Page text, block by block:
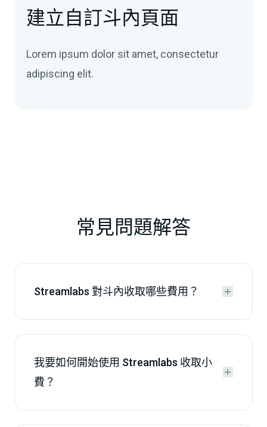
建立自訂斗內頁面
Lorem ipsum dolor sit amet, consectetur
adipiscing elit.
常見問題解答
Streamlabs 對斗內收取哪些費用？ 

我要如何開始使用 Streamlabs 收取小
費？

